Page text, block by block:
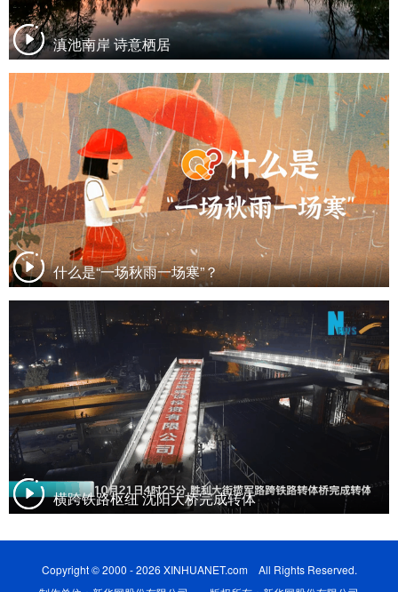
滇池南岸 诗意栖居
什么是“一场秋雨一场寒”？
横跨铁路枢纽 沈阳大桥完成转体
Copyright © 2000 - 2026 XINHUANET.com All Rights Reserved.